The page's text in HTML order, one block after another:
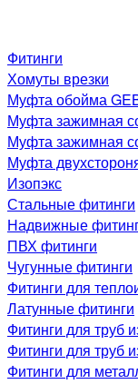
Фитинги
Хомуты врезки
Муфта обойма
Муфта зажимная
Муфта зажимная
Муфта
Изопэкс
Стальные фитинги
Надвижные
ПВХ фитинги
Чугунные фитинги
Фитинги для
Латунные фитинги
Фитинги для труб
Фитинги для труб
Фитинги для